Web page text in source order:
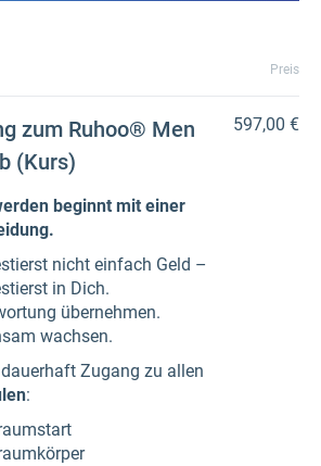
Preis
zum Ruhoo® Men
(Kurs)
beginnt mit einer
nicht einfach Geld –
in Dich.
übernehmen.
wachsen.
Zugang zu allen
:
597,00 €